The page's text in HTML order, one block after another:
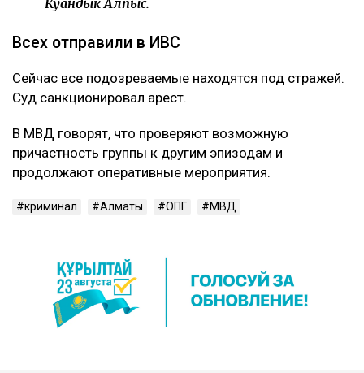
Куандык Алпыс.
Всех отправили в ИВС
Сейчас все подозреваемые находятся под стражей.
Суд санкционировал арест.
В МВД говорят, что проверяют возможную
причастность группы к другим эпизодам и
продолжают оперативные мероприятия.
криминал Алматы ОПГ МВД